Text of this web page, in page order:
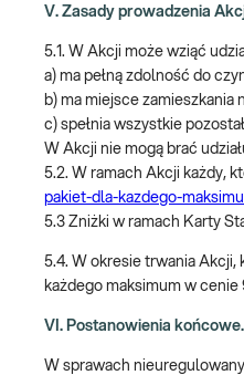
V. Zasady prowadzenia
5.1. W Akcji może wziąć
a) ma pełną zdolność do
b) ma miejsce zamieszkania
c) spełnia wszystkie
W Akcji nie mogą brać
5.2. W ramach Akcji każdy,
pakiet-dla-kazdego-
5.3 Zniżki w ramach Karty
5.4. W okresie trwania Akcji,
każdego maksimum w cenie
VI. Postanowienia końcowe.
W sprawach